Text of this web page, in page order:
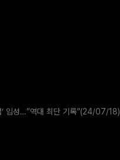
’ 입성…”역대 최단 기록”(24/07/18)